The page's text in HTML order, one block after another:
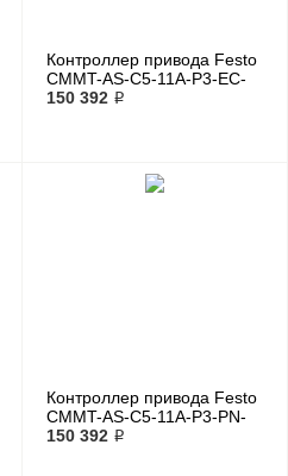
Контроллер привода Festo
CMMT-AS-C5-11A-P3-EC-
S1
150 392 ₽
Контроллер привода Festo
CMMT-AS-C5-11A-P3-PN-
S1
150 392 ₽